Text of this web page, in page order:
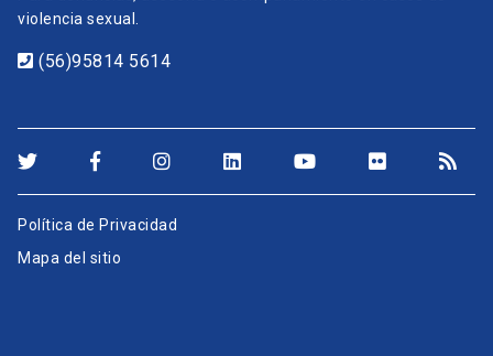
violencia sexual.
(56)95814 5614
Política de Privacidad
Mapa del sitio